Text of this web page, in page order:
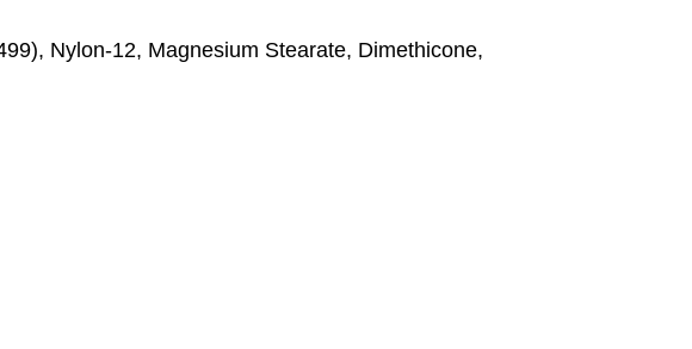
Nylon-12, Magnesium Stearate, Dimethicone,